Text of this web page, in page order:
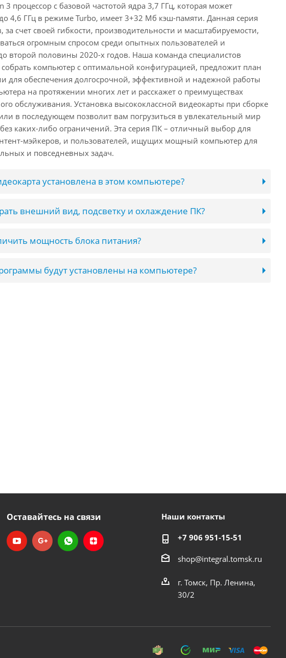
3 процессор с базовой частотой ядра 3,7 ГГц, которая может
4,6 ГГц в режиме Turbo, имеет 3+32 Мб кэш-памяти. Данная серия
за счет своей гибкости, производительности и масштабируемости,
огромным спросом среди опытных пользователей и
второй половины 2020-х годов. Наша команда специалистов
компьютер с оптимальной конфигурацией, предложит план
для обеспечения долгосрочной, эффективной и надежной работы
на протяжении многих лет и расскажет о преимуществах
обслуживания. Установка высококлассной видеокарты при сборке
в последующем позволит вам погрузиться в увлекательный мир
каких-либо ограничений. Эта серия ПК – отличный выбор для
мэйкеров, и пользователей, ищущих мощный компьютер для
и повседневных задач.
установлена в этом компьютере?
внешний вид, подсветку и охлаждение ПК?
мощность блока питания?
будут установлены на компьютере?
Оставайтесь на связи Наши контакты
+7 906 951-15-51
shop@integral.tomsk.ru
г. Томск, Пр. Ленина,
30/2